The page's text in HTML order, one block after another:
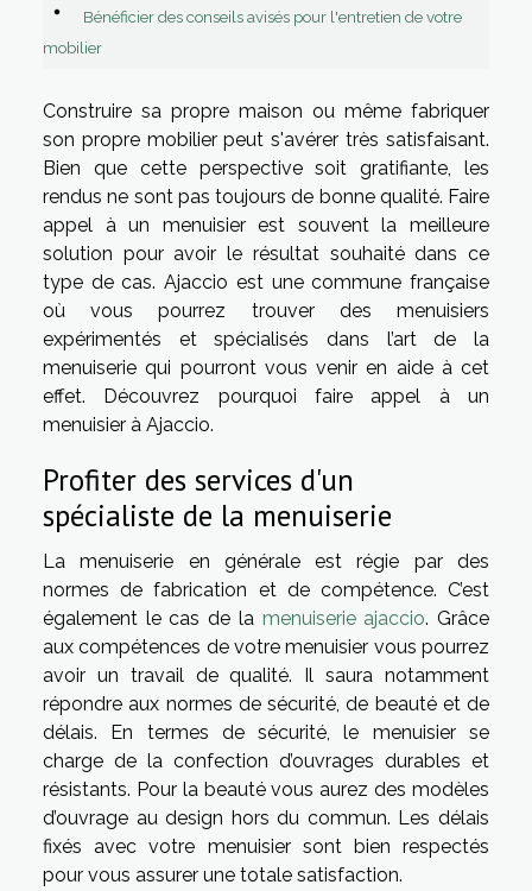
Bénéficier des conseils avisés pour l'entretien de votre
mobilier
Construire sa propre maison ou même fabriquer
son propre mobilier peut s'avérer très satisfaisant.
Bien que cette perspective soit gratifiante, les
rendus ne sont pas toujours de bonne qualité. Faire
appel à un menuisier est souvent la meilleure
solution pour avoir le résultat souhaité dans ce
type de cas. Ajaccio est une commune française
où vous pourrez trouver des menuisiers
expérimentés et spécialisés dans l’art de la
menuiserie qui pourront vous venir en aide à cet
effet. Découvrez pourquoi faire appel à un
menuisier à Ajaccio.
Profiter des services d'un
spécialiste de la menuiserie
La menuiserie en générale est régie par des
normes de fabrication et de compétence. C’est
également le cas de la menuiserie ajaccio. Grâce
aux compétences de votre menuisier vous pourrez
avoir un travail de qualité. Il saura notamment
répondre aux normes de sécurité, de beauté et de
délais. En termes de sécurité, le menuisier se
charge de la confection d’ouvrages durables et
résistants. Pour la beauté vous aurez des modèles
d’ouvrage au design hors du commun. Les délais
fixés avec votre menuisier sont bien respectés
pour vous assurer une totale satisfaction.